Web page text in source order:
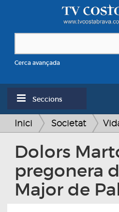
Cerca avançada
Seccions
Inici Societat
Dolors
pregonera
Major de